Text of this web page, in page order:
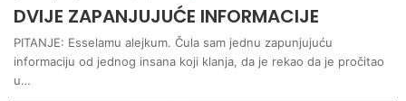
DVIJE ZAPANJUJUĆE INFORMACIJE
PITANJE: Esselamu alejkum. Čula sam jednu zapunjujuću
informaciju od jednog insana koji klanja, da je rekao da je pročitao
u…